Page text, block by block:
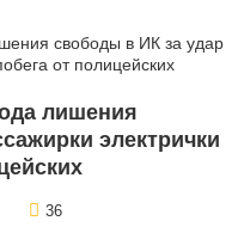
лишения
электрички
36